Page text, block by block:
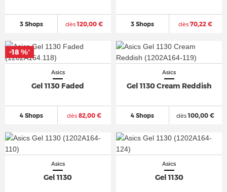
3 Shops dès120,00 € 3 Shops dès 70,22 €
Asics
Gel 1130 Faded
4 Shops dès 82,00 €
-18 %*
Asics
Gel 1130 Cream Reddish
4 Shops dès100,00 €
Asics
Gel 1130
Asics
Gel 1130